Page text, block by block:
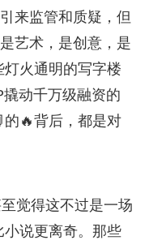
来监管和质疑，但
艺术，是创意，是
火通明的写字楼
动千万级融资的
🔥背后，都是对
觉得这不过是一场
说更离奇。那些